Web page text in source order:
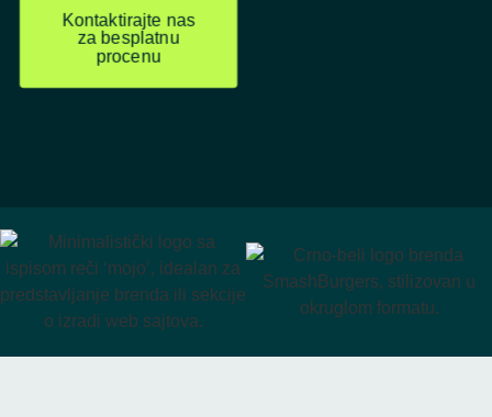
Kontaktirajte nas
za besplatnu
procenu